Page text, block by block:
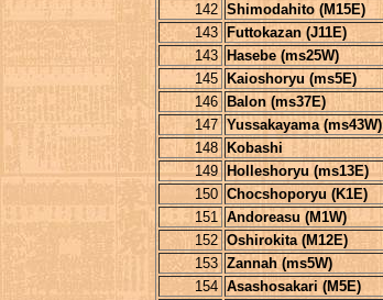
142 Shimodahito (M15E)
143
Futtokazan (J11E)
143
Hasebe (ms25W)
145
Kaioshoryu (ms5E)
146
Balon (ms37E)
147 Yussakayama (ms43W)
148
Kobashi
149
Holleshoryu (ms13E)
150 Chocshoporyu (K1E)
151 Andoreasu (M1W)
152 Oshirokita (M12E)
153 Zannah (ms5W)
154 Asashosakari (M5E)